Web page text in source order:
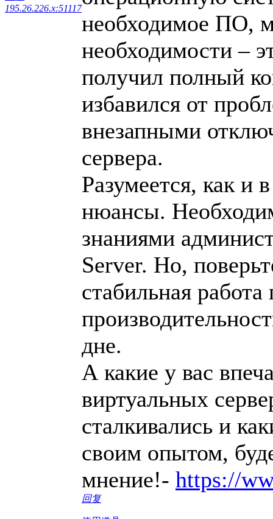
195.26.226.x:51117
необходимое ПО,
необходимости –
получил полный
избавился от
внезапными
сервера.
Разумеется, как и
нюансы.
знаниями
Server. Но,
стабильная
дне.
А какие у вас
виртуальных
сталкивались и
своим опытом,
мнение!- https://
回复